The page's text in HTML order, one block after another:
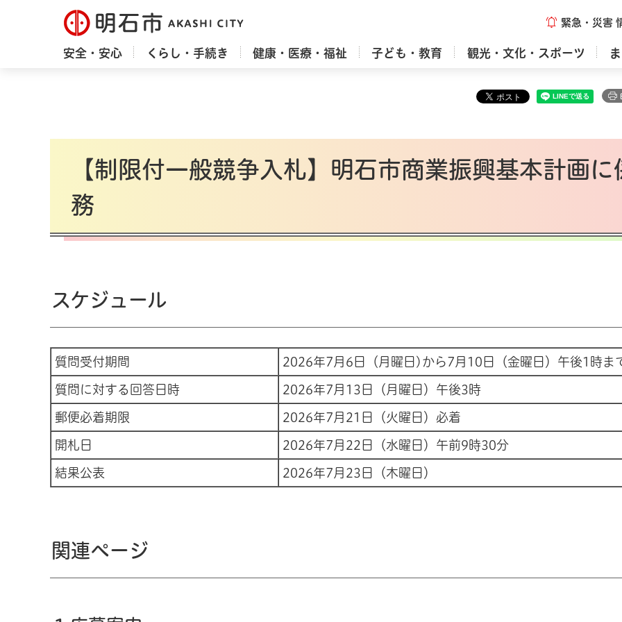
明石市 緊急・災害
安全・安心 くらし・手続き 健康・医療・福祉 子ども・教育 観光・文化・スポーツ
【制限付一般競争入札】明石市商業振興基本計画
務
スケジュール
質問受付期間 2026年7月6日（月曜日)から7月10日（金曜日）午後1時ま
質問に対する回答日時 2026年7月13日（月曜日）午後3時
郵便必着期限 2026年7月21日（火曜日）必着
開札日 2026年7月22日（水曜日）午前9時30分
結果公表 2026年7月23日（木曜日）
関連ページ